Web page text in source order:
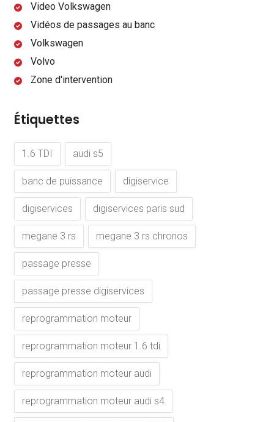
Video Volkswagen
Vidéos de passages au banc
Volkswagen
Volvo
Zone d'intervention
Étiquettes
1.6 TDI audi s5
banc de puissance digiservice
digiservices digiservices paris sud
megane 3 rs megane 3 rs chronos
passage presse
passage presse digiservices
reprogrammation moteur
reprogrammation moteur 1.6 tdi
reprogrammation moteur audi
reprogrammation moteur audi s4